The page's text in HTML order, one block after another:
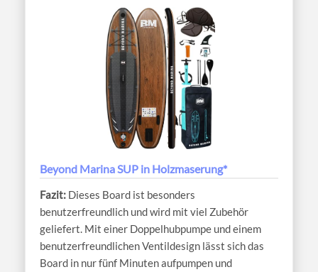
Beyond Marina SUP in Holzmaserung*
Dieses Board ist besonders
benutzerfreundlich und wird mit viel Zubehör
geliefert. Mit einer Doppelhubpumpe und einem
benutzerfreundlichen Ventildesign lässt sich das
Board in nur fünf Minuten aufpumpen und